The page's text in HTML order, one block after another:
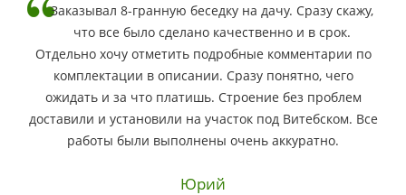
Заказывал 8-гранную беседку на дачу. Сразу скажу,
что все было сделано качественно и в срок.
Отдельно хочу отметить подробные комментарии по
комплектации в описании. Сразу понятно, чего
ожидать и за что платишь. Строение без проблем
доставили и установили на участок под Витебском. Все
работы были выполнены очень аккуратно.
Юрий